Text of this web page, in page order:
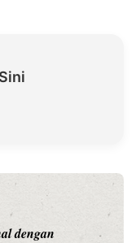
dua nama besar di